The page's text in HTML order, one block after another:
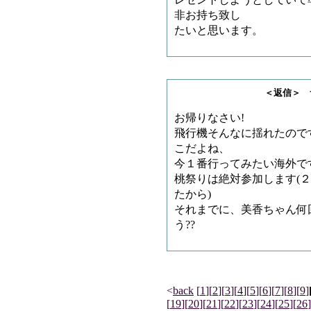
非お持ち致し
たいと思います。
＜返信＞ サメチャ
お帰りなさい!
飛行機そんなに揺れたの
こだよね、
今１番行ってみたい海外
桃祭りは絶対参加します(
たから)
それまでに、美香ちゃん
う??
<back [1][2][3][4][5][6][7][8][9]
[19][20][21][22][23][24][25][26]